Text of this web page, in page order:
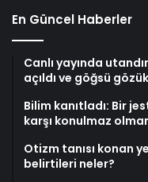
En Güncel Haberler
Canlı yayında
açıldı ve göğsü
Bilim kanıtladı: Bir
karşı konulmaz
Otizm tanısı konan
belirtileri neler?